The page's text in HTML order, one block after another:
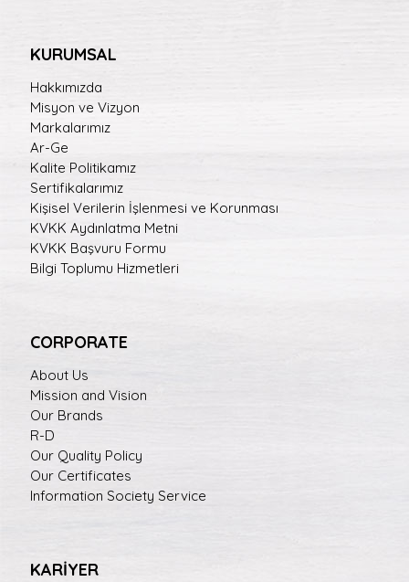
KURUMSAL
Hakkımızda
Misyon ve Vizyon
Markalarımız
Ar-Ge
Kalite Politikamız
Sertifikalarımız
Kişisel Verilerin İşlenmesi ve Korunması
KVKK Aydınlatma Metni
KVKK Başvuru Formu
Bilgi Toplumu Hizmetleri
CORPORATE
About Us
Mission and Vision
Our Brands
R-D
Our Quality Policy
Our Certificates
Information Society Service
KARİYER